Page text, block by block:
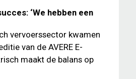
‘We hebben een
vervoerssector kwamen
van de AVERE E-
maakt de balans op